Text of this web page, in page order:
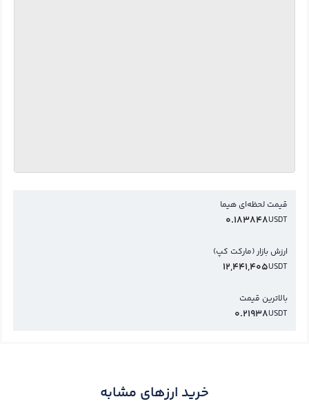
قیمت لحظه‌ای هیما
USDT
0.183848
ارزش بازار (مارکت کپ)
USDT
12,441,405
بالاترین قیمت
USDT
0.21938
خرید ارزهای مشابه